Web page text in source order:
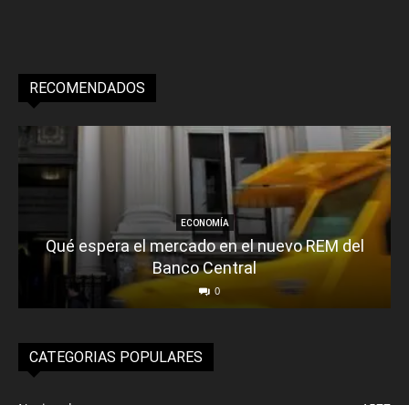
RECOMENDADOS
ECONOMÍA
Qué espera el mercado en el nuevo REM del
Banco Central
0
CATEGORIAS POPULARES